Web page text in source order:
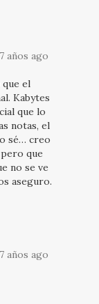
años ago
que el
Kabytes
que lo
notas, el
sé… creo
que
no se ve
aseguro.
años ago